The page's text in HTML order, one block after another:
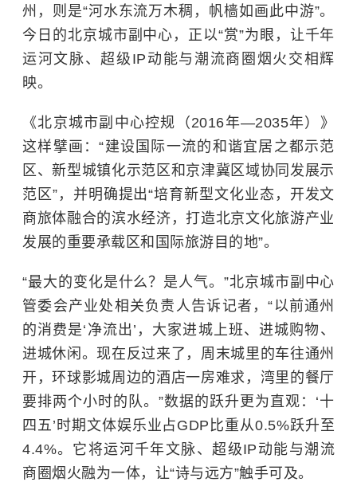
州，则是“河水东流万木稠，帆樯如画此中游”。
今日的北京城市副中心，正以“赏”为眼，让千年
运河文脉、超级IP动能与潮流商圈烟火交相辉
映。
《北京城市副中心控规（2016年—2035年）》
这样擘画：“建设国际一流的和谐宜居之都示范
区、新型城镇化示范区和京津冀区域协同发展示
范区”，并明确提出“培育新型文化业态，开发文
商旅体融合的滨水经济，打造北京文化旅游产业
发展的重要承载区和国际旅游目的地”。
“最大的变化是什么？是人气。”北京城市副中心
管委会产业处相关负责人告诉记者，“以前通州
的消费是‘净流出’，大家进城上班、进城购物、
进城休闲。现在反过来了，周末城里的车往通州
开，环球影城周边的酒店一房难求，湾里的餐厅
要排两个小时的队。”数据的跃升更为直观：‘十
四五’时期文体娱乐业占GDP比重从0.5%跃升至
4.4%。它将运河千年文脉、超级IP动能与潮流
商圈烟火融为一体，让“诗与远方”触手可及。